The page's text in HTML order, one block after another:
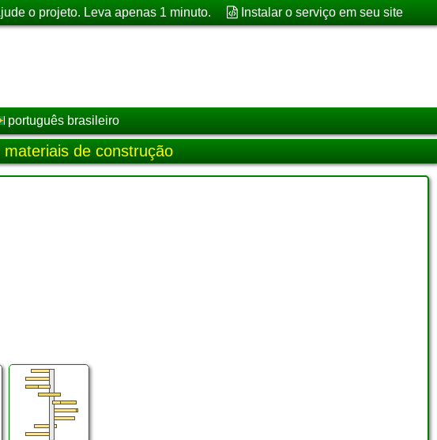
o projeto. Leva apenas 1 minuto. Instalar o serviço em seu site
português brasileiro
de construção